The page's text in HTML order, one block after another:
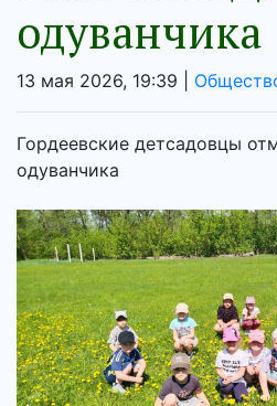
одуванчика
13 мая 2026, 19:39 |
Гордеевские детсадовцы
одуванчика